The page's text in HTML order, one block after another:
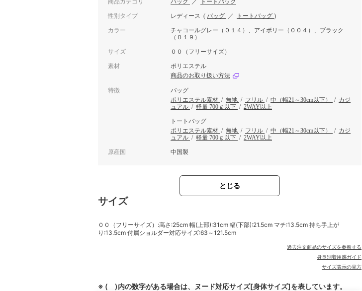
商品カテゴリ バッグ ／ トートバッグ
性別タイプ レディース ( バッグ ／ トートバッグ )
カラー
チャコールグレー（０１４）、アイボリー（００４）、ブラック
（０１９）
サイズ ００（フリーサイズ）
素材
ポリエステル
商品のお取り扱い方法
特徴
バッグ
ポリエステル素材 / 無地 / フリル / 中（幅21～30cm以下） / カジ
ュアル / 軽量 700ｇ以下 / 2WAY以上
トートバッグ
ポリエステル素材 / 無地 / フリル / 中（幅21～30cm以下） / カジ
ュアル / 軽量 700ｇ以下 / 2WAY以上
原産国 中国製
とじる
サイズ
００（フリーサイズ）:高さ:25cm 幅(上部):31cm 幅(下部):21.5cm マチ:13.5cm 持ち手上が
り:13.5cm 付属ショルダー対応サイズ:63～121.5cm
過去注文商品のサイズを参照する
身長別着用感ガイド
サイズ表示の見方
※ ( )内の数字がある場合は、ヌード対応サイズ[身体サイズ]を表しています。